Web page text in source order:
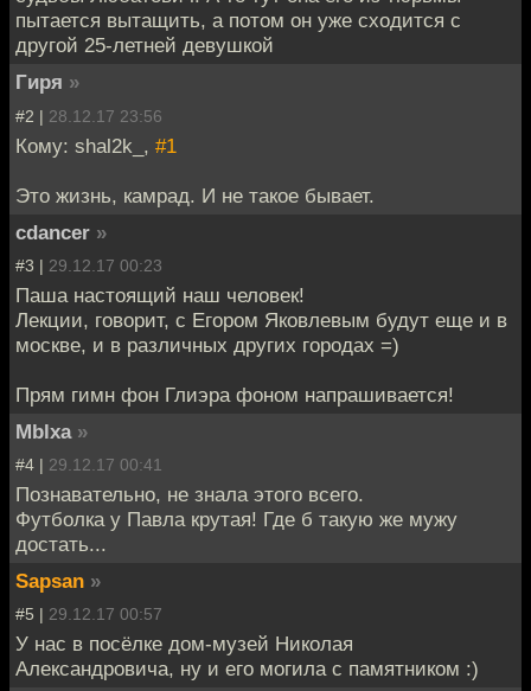
пытается вытащить, а потом он уже сходится с
другой 25-летней девушкой
Гиря »
#2 | 28.12.17 23:56
Кому: shal2k_, #1
Это жизнь, камрад. И не такое бывает.
cdancer »
#3 | 29.12.17 00:23
Паша настоящий наш человек!
Лекции, говорит, с Егором Яковлевым будут еще и в
москве, и в различных других городах =)
Прям гимн фон Глиэра фоном напрашивается!
Mblxa »
#4 | 29.12.17 00:41
Познавательно, не знала этого всего.
Футболка у Павла крутая! Где б такую же мужу
достать...
Sapsan »
#5 | 29.12.17 00:57
У нас в посёлке дом-музей Николая
Александровича, ну и его могила с памятником :)